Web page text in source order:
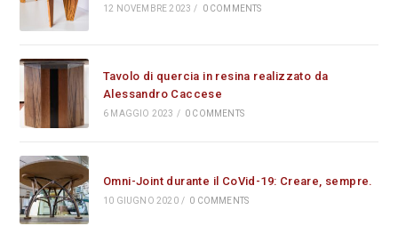
12 NOVEMBRE 2023 / 0 COMMENTS
Tavolo di quercia in resina realizzato da
Alessandro Caccese
6 MAGGIO 2023 / 0 COMMENTS
Omni-Joint durante il CoVid-19: Creare, sempre.
10 GIUGNO 2020 / 0 COMMENTS